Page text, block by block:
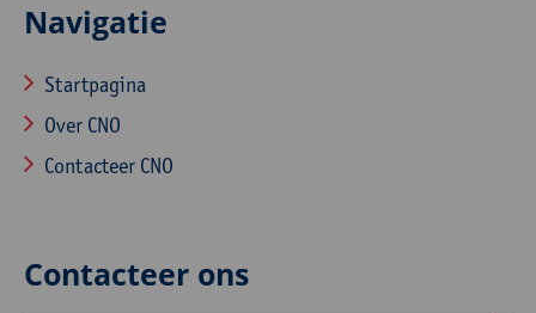
Navigatie
Startpagina
Over CNO
Contacteer CNO
Contacteer ons